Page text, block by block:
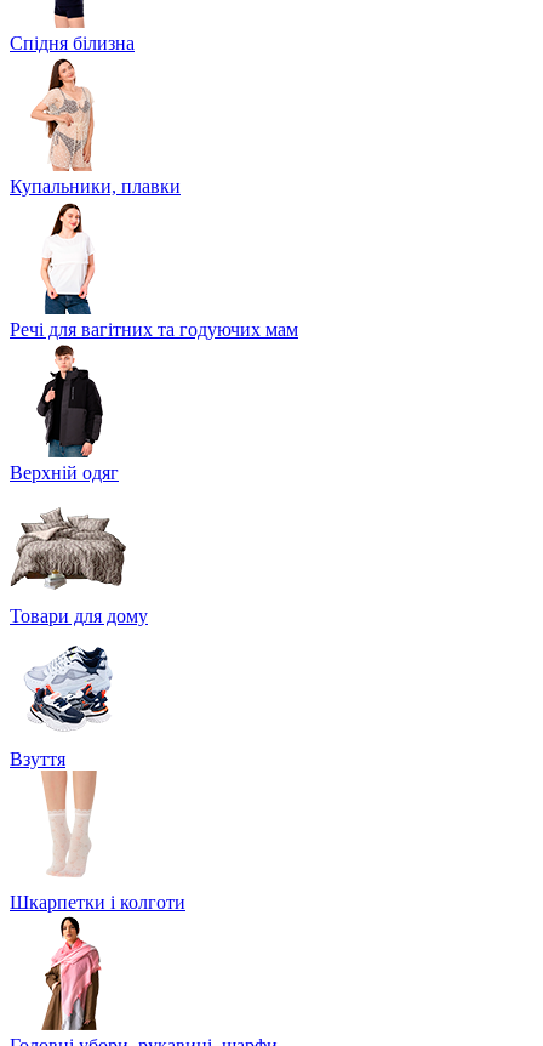
Спідня білизна
Купальники, плавки
Речі для вагітних та годуючих мам
Верхній одяг
Товари для дому
Взуття
Шкарпетки і колготи